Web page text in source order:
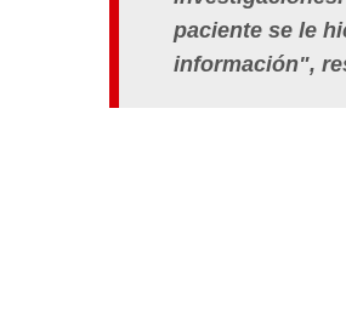
paciente se le
información",